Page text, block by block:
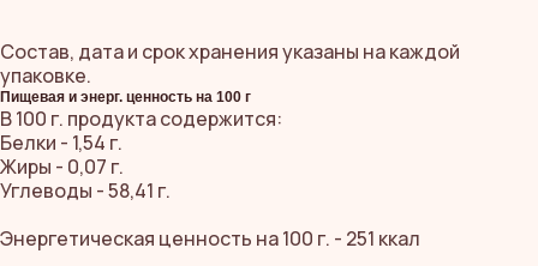
Состав, дата и срок хранения указаны на каждой
упаковке.
Пищевая и энерг. ценность на 100 г
В 100 г. продукта содержится:
Белки - 1,54 г.
Жиры - 0,07 г.
Углеводы - 58,41 г.
Энергетическая ценность на 100 г. - 251 ккал
ЧИТАЙТЕ
ОТЗЫВЫ,